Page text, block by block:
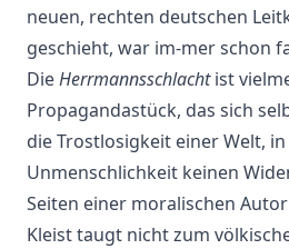
neuen, rechten deutschen
geschieht, war im-mer schon
DieHerrmannsschlachtist
Propagandastück, das sich
die Trostlosigkeit einer Welt,
Unmenschlichkeit keinen
Seiten einer moralischen
Kleist taugt nicht zum